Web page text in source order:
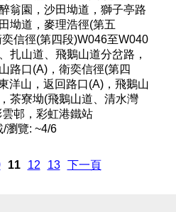
翁園，沙田坳道，獅子亭路
坳道，麥理浩徑(第五
信徑(第四段)W046至W040
扎山道、飛鵝山道分岔路，
路口(A)，衛奕信徑(第四
洋山，返回路口(A)，飛鵝山
茶寮坳(飛鵝山道、清水灣
邨，彩虹港鐵站
/瀏覽: ~4/6
11 12 13 下一頁